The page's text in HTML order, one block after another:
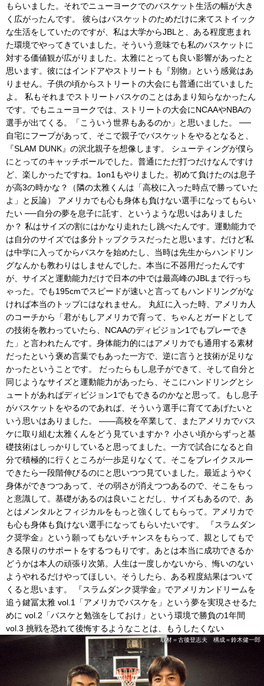
もらいました。それでニューヨークでのバスケット生活の幅が大き
く広がったんです。 彼らはバスケットのためだけに来てストイック
な生活をしていたのですが、私は大学からJBLと、ある程度恵まれ
た環境でやってきていました。そういう意味でも私のバスケットに
対する価値観が広がりました。太雅にとっても良い影響があったと
思います。彼にはインドアやストリートも『別物』という感覚はあ
りません。子供の頃からストリートの大会にも普通に出ていました
よ。 私もそれまでストリートバスケのことはあまり知らなかったん
です。でもニューヨークでは、ストリートの大会にNCAAやNBAの
選手が出てくる。「こういう世界もあるのか」と思いました。 ──
自宅にフープがあって、そこで親子でバスケットをやるとなると、
『SLAM DUNK』の沢北親子を想像します。 シューティングが僕ら
にとってのキャッチボールでした。普通にただ打つだけなんですけ
ど、楽しかったですね。1on1もやりました。初めて負けたのは息子
が高3の時かな？（隣の太雅くんは「高校に入った時点で勝っていた
よ」と反論） アメリカでも心も身体も負けない選手になってもらい
たい ──自分の夢を息子に託す、というような思いはありました
か？ 私はサイズの割にはかなり走れたし跳べたんです。運動能力で
は自分のサイズでは多分トップクラスだったと思います。だけど私
は中学に入ってからバスケを始めたし、当時は先生からハンドリン
グなんかも教わりはしませんでした。本当に不器用だったんです
が、サイズと運動能力だけで日本の中では最高峰のJBLまで行っち
ゃった。でも195cmでスピードが速いと言ってもハンドリングがな
ければ本当のトップにはなれません。 丸紅に入った時、アメリカ人
のコーチから「君がもしアメリカで育って、ちゃんとガードとして
の技術を教わっていたら、NCAAのディビジョン1でもプレーでき
た」と言われたんです。身体能力的にはアメリカでも通用する素材
だったという褒め言葉でもあった一方で、逆に言うと技術が足りな
かったということです。 だったらもし息子ができて、そして自分と
同じようなサイズと運動能力があったら、そこにハンドリングとシ
ュートがあればディビジョン1でもできるのかなと思って。もし息子
がバスケットをやるのであれば、そういう選手に育ててあげたいと
いう思いはありました。 ――高校を卒業して、またアメリカでバス
ケに取り組む太雅くんをどう見ていますか？ 小さい頃からずっと基
礎技術はしっかりしていると思ってました。一方で試合になると自
分で積極的に行くところが一歩足りなくて。そこをブレイクスルー
できたら一段階伸びるのにと思いつつ見ていました。最近ようやく
身体ができつつあって、その弱さが消えつつあるので、そこをもっ
と意識して。基礎があるのは良いことだし、サイズもあるので、あ
とはメンタルとフィジカルをもっと強くしてもらって。アメリカで
も心も身体も負けない選手になってもらいたいです。 『スラムダン
ク奨学金』という願ってもないチャンスをもらって、親としてもで
きる限りのサポートをするつもりです。あとは本当に成功できるか
どうかは本人の頑張り次第。人生は一度しかないから、悔いのない
ようやれるだけやってほしい。そうしたら、ある程度結果はついて
くると思います。 『スラムダンク奨学金』でアメリカンドリームを
追う鍵冨太雅 vol.1「アメリカでバスケを」という夢を実現させるた
めに vol.2「バスケと勉強をしておけ」という環境で勝負の1年間
vol.3 挑戦を恐れて後悔するようなことは、もうしたくない
取材＝古後登志夫 構成＝鈴木健一郎